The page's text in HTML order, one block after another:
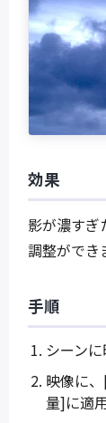
効果
影が濃すぎ
調整ができ
手順
シーン
映像に
量]に適